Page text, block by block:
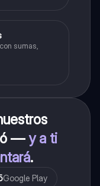
sumas,
—y a ti
.
Google Play